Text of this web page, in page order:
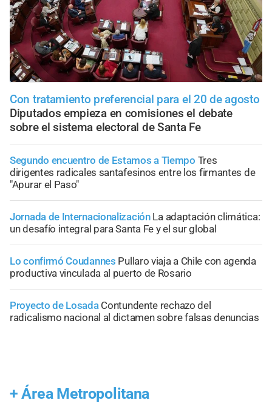
Con tratamiento preferencial para el 20 de agosto
Diputados empieza en comisiones el debate
sobre el sistema electoral de Santa Fe
Segundo encuentro de Estamos a Tiempo Tres
dirigentes radicales santafesinos entre los firmantes de
"Apurar el Paso"
Jornada de Internacionalización La adaptación climática:
un desafío integral para Santa Fe y el sur global
Lo confirmó Coudannes Pullaro viaja a Chile con agenda
productiva vinculada al puerto de Rosario
Proyecto de Losada Contundente rechazo del
radicalismo nacional al dictamen sobre falsas denuncias
+ Área Metropolitana